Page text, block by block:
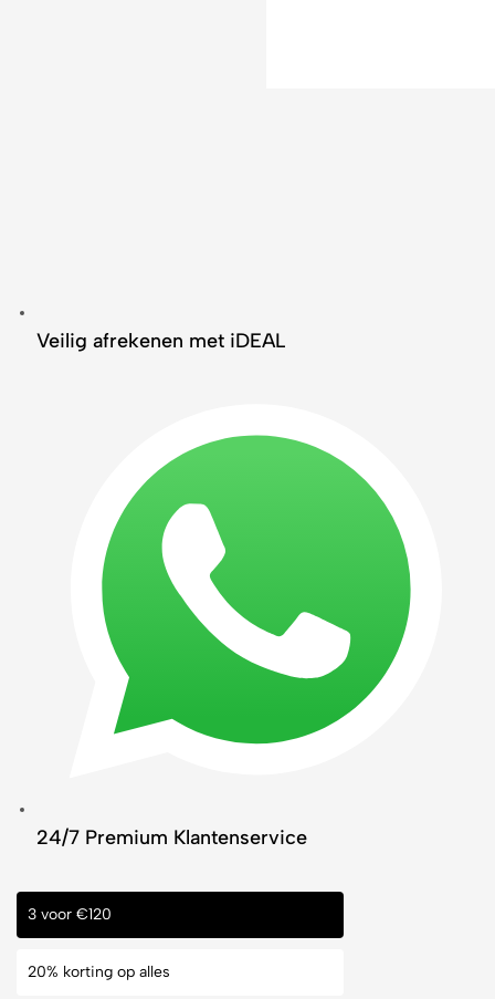
Veilig afrekenen met iDEAL
24/7 Premium Klantenservice
3 voor €120
20% korting op alles